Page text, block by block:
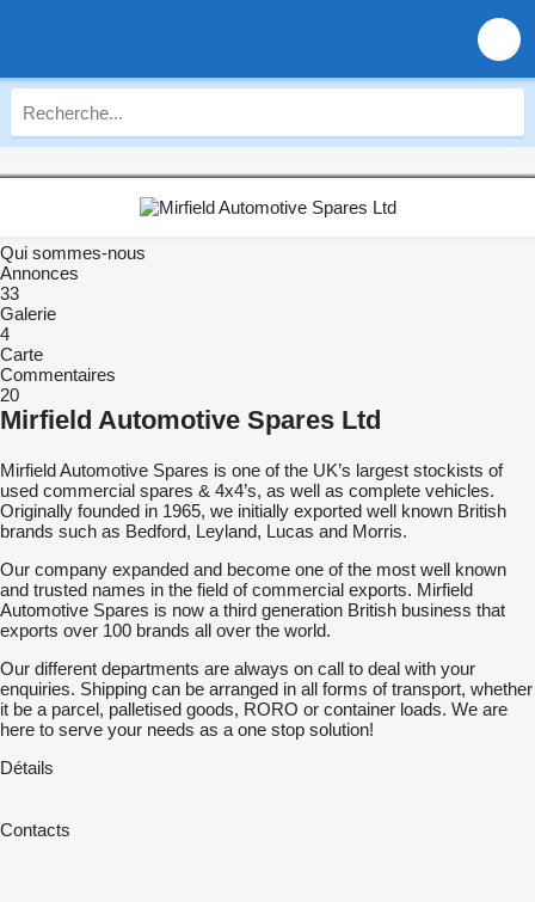
Qui sommes-nous
Annonces
33
Galerie
4
Carte
Commentaires
20
Mirfield Automotive Spares Ltd
Mirfield Automotive Spares is one of the UK’s largest stockists of
used commercial spares & 4x4’s, as well as complete vehicles.
Originally founded in 1965, we initially exported well known British
brands such as Bedford, Leyland, Lucas and Morris.
Our company expanded and become one of the most well known
and trusted names in the field of commercial exports. Mirfield
Automotive Spares is now a third generation British business that
exports over 100 brands all over the world.
Our different departments are always on call to deal with your
enquiries. Shipping can be arranged in all forms of transport, whether
it be a parcel, palletised goods, RORO or container loads. We are
here to serve your needs as a one stop solution!
Détails
Contacts